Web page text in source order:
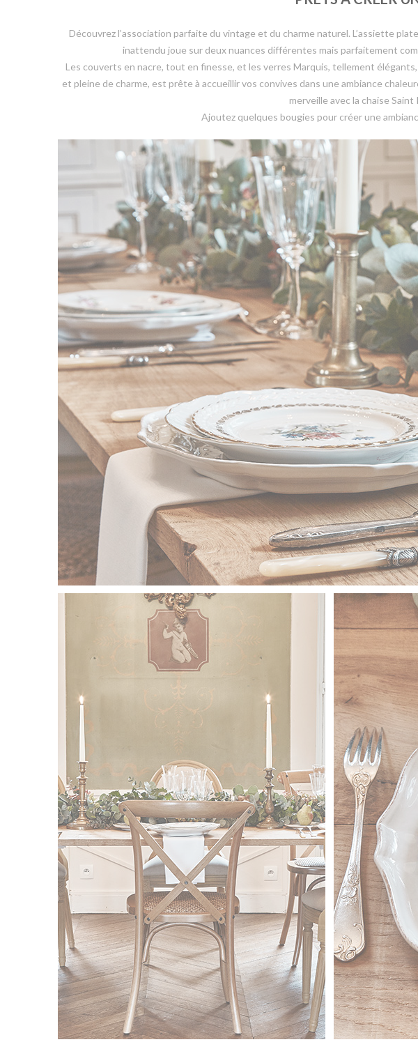
Découvrez l’association parfaite du vintage et du charme naturel. L’assiette
inattendu joue sur deux nuances différentes mais parfaitement
Les couverts en nacre, tout en finesse, et les verres Marquis, tellement
et pleine de charme, est prête à accueillir vos convives dans une ambiance
merveille avec la chaise
Ajoutez quelques bougies pour créer une